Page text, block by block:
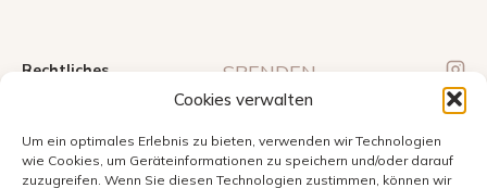
Cookies verwalten
Um ein optimales Erlebnis zu bieten, verwenden wir Technologien
wie Cookies, um Geräteinformationen zu speichern und/oder darauf
zuzugreifen. Wenn Sie diesen Technologien zustimmen, können wir
Rechtliches
Statuten
Datenschutz
SPENDEN
Verein Mama Tierra
PostFinance:61806037
IBAN: